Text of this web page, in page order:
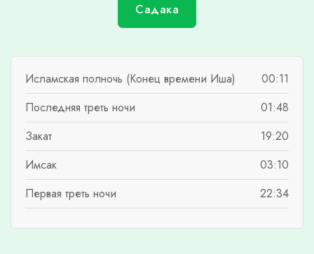
Садака
Исламская полночь (Конец времени Иша)
00:11
Последняя треть ночи
01:48
Закат
19:20
Имсак
03:10
Первая треть ночи
22:34